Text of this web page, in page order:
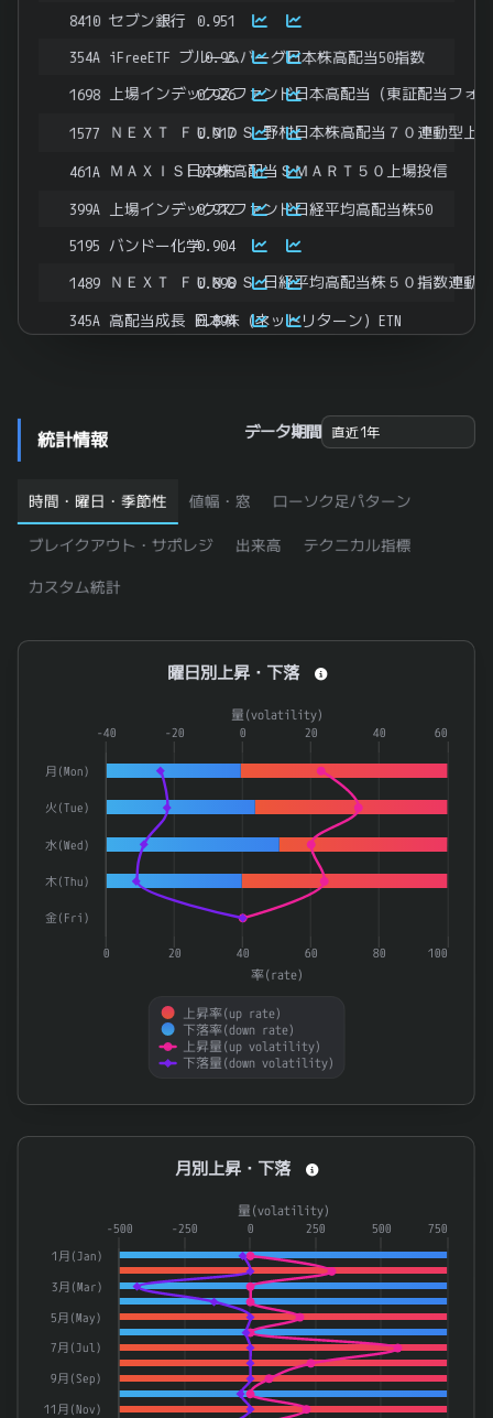
8410 セブン銀行 0.951
354A iFreeETF ブルームバーグ日本株高配当50指数
0.93
1698
上場インデックスファンド日本高配当（東証配当フォ
0.926
1577 ＮＥＸＴ ＦＵＮＤＳ 野村日本株高配当７０連動型上
0.917
461A ＭＡＸＩＳ日本株高配当ＳＭＡＲＴ５０上場投信
0.915
399A 上場インデックスファンド日経平均高配当株50
0.912
5195 バンドー化学0.904
1489 ＮＥＸＴ ＦＵＮＤＳ 日経平均高配当株５０指数連動
0.898
345A 高配当成長 日本株（ネットリターン）ETN
0.894
3405
8011 三陽商会 0.879
8613 丸三証券 0.879
7864 フジシールインターナショナル
本田技研工業 0.873
証券・商品 0.872
オートウェーブ0.872
フューチャー0.869
あおぞら銀行0.868
フィデアホールディングス
0.867
トモニホールディングス
0.865
ｉシェアーズ ＭＳＣＩ ジャパン高配当利回り ＥＴ
0.864
統計情報 データ期間
時間・曜日・季節性 値幅・窓 ローソク足パターン
ブレイクアウト・サポレジ 出来高 テクニカル指標
カスタム統計
Combination chart with 4 data series.
The chart has 1 X axis displaying categories.
The chart has 2 Y axes displaying 率(rate) and 量
率(rate)
量(volatility)
上昇率(up rate)
下落率(down rate)
上昇量(up volatility)
下落量(down volatility)
月(Mon)
火(Tue)
水(Wed)
木(Thu)
金(Fri)
0 20 40 60 80 100
0
-40 -20 20 40 60
曜日別上昇・下落
End of interactive chart.
Combination chart with 4 data series.
The chart has 1 X axis displaying categories.
The chart has 2 Y axes displaying 率(rate) and 量
量(volatility)
1月(Jan)
3月(Mar)
5月(May)
7月(Jul)
9月(Sep)
11月(Nov)
-500 -250 0 250 500 750
月別上昇・下落